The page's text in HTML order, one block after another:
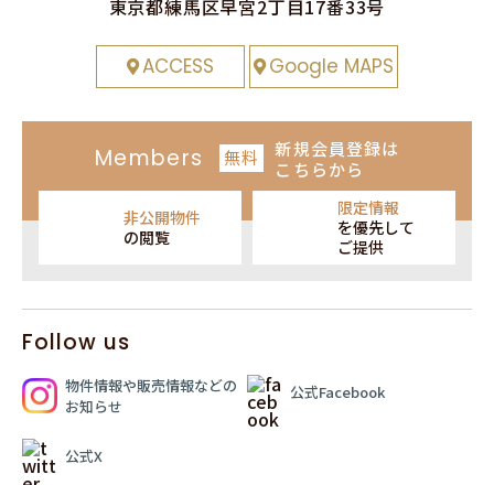
東京都練⾺区早宮2丁⽬17番33号
ACCESS Google MAPS
Follow us
物件情報や販売情報などの
お知らせ
公式Facebook
公式X
Members 無料 新規会員登録は
こちらから
非公開物件
の閲覧
限定情報
を優先して
ご提供